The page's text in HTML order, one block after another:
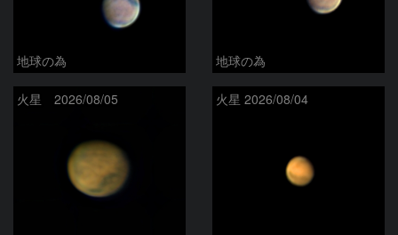
地球の為 地球の為
火星 2026/08/05 火星 2026/08/04